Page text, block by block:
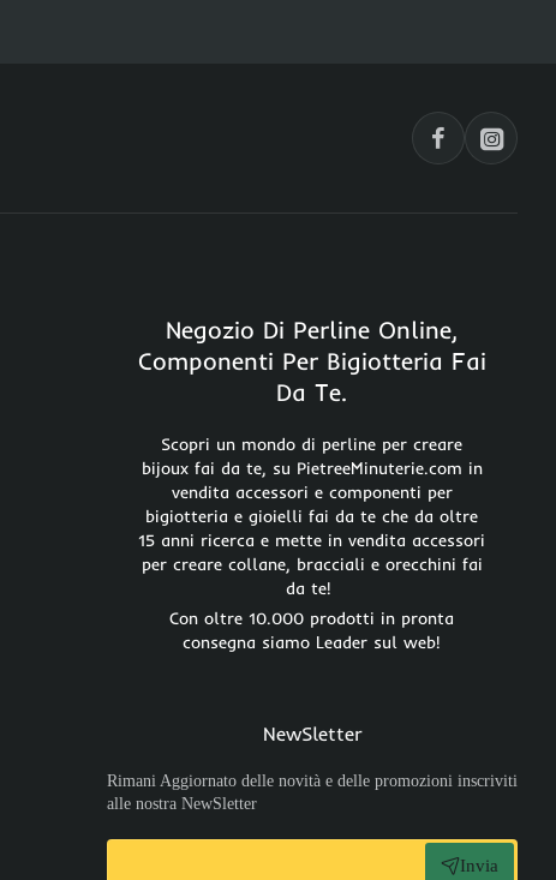
Negozio Di Perline Online,
Componenti Per Bigiotteria Fai
Da Te.
Scopri un mondo di perline per creare
bijoux fai da te, su PietreeMinuterie.com in
vendita accessori e componenti per
bigiotteria e gioielli fai da te che da oltre
15 anni ricerca e mette in vendita accessori
per creare collane, bracciali e orecchini fai
da te!
Con oltre 10.000 prodotti in pronta
consegna siamo Leader sul web!
NewSletter
Rimani Aggiornato delle novità e delle promozioni inscriviti
alle nostra NewSletter
Invia